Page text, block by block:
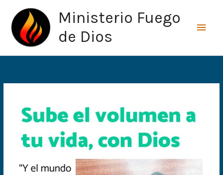
contenido
Ministerio Fuego
de Dios